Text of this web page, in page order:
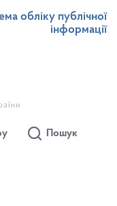
обліку публічної
інформації
Пошук